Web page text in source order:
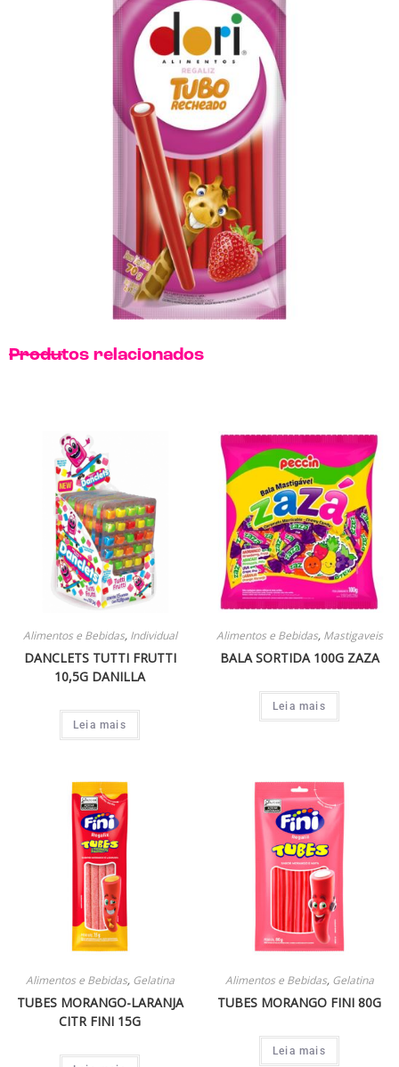
Produtos relacionados
Alimentos e Bebidas, Individual
DANCLETS TUTTI FRUTTI
10,5G DANILLA
Leia mais
Alimentos e Bebidas, Mastigaveis
BALA SORTIDA 100G ZAZA
Leia mais
Alimentos e Bebidas, Gelatina
TUBES MORANGO-LARANJA
CITR FINI 15G
Alimentos e Bebidas, Gelatina
TUBES MORANGO FINI 80G
Leia mais